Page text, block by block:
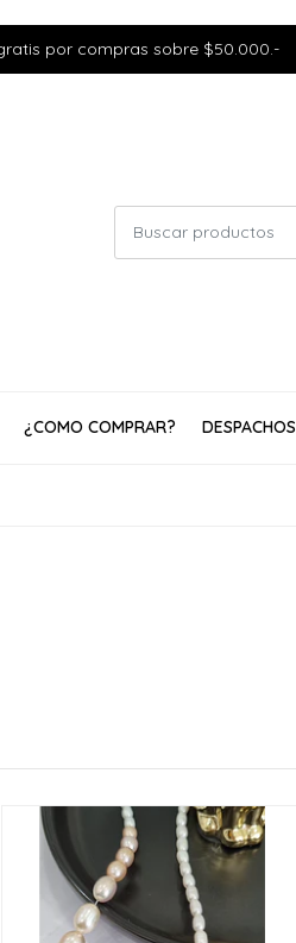
por compras sobre $50.000.-
¿COMO COMPRAR? DESPACHOS